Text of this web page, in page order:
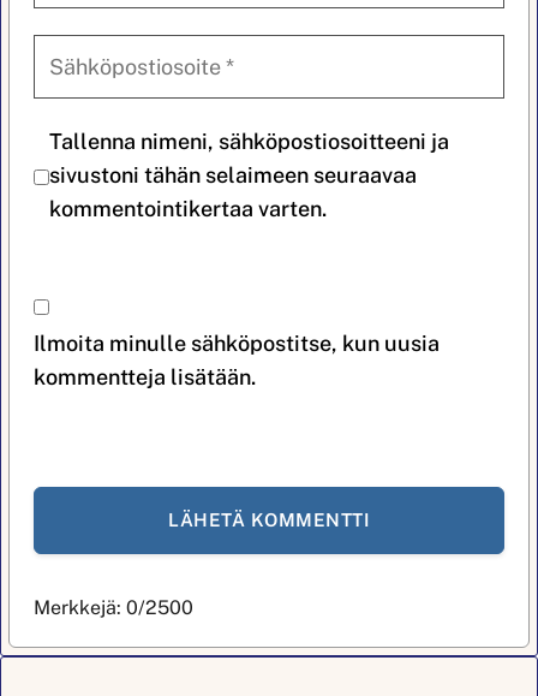
Tallenna nimeni, sähköpostiosoitteeni ja
sivustoni tähän selaimeen seuraavaa
kommentointikertaa varten.
Ilmoita minulle sähköpostitse, kun uusia
kommentteja lisätään.
Merkkejä:0/2500